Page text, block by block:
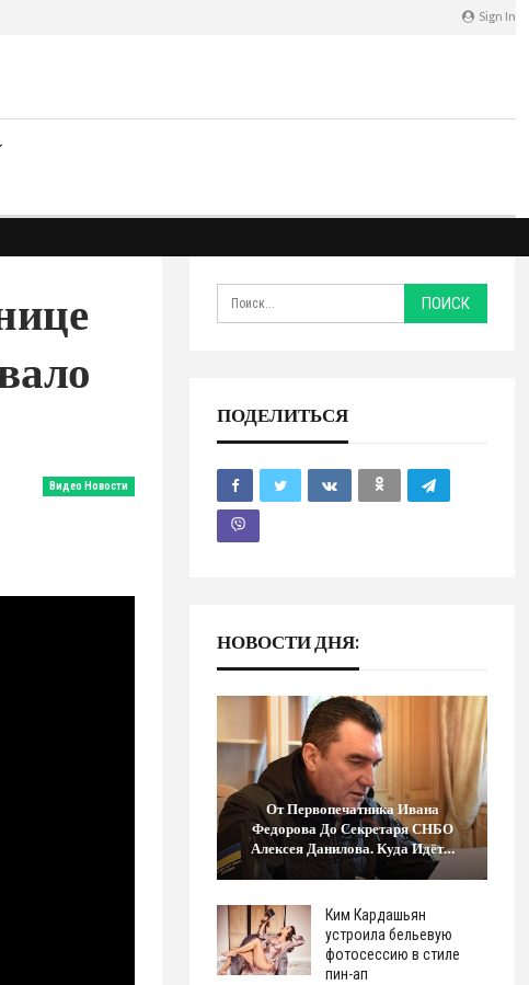
Sign In
Видео Новости
ПОДЕЛИТЬСЯ
НОВОСТИ ДНЯ:
От Первопечатника Ивана
Федорова До Секретаря СНБО
Алексея Данилова. Куда Идёт…
Ким Кардашьян
устроила бельевую
фотосессию в стиле
пин-ап